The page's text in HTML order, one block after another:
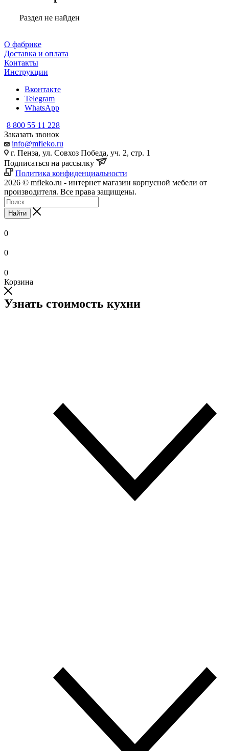
Раздел не найден
О фабрике
Доставка и оплата
Контакты
Инструкции
Вконтакте
Telegram
WhatsApp
8 800 55 11 228
Заказать звонок
info@mfleko.ru
г. Пенза, ул. Совхоз Победа, уч. 2, стр. 1
Подписаться на рассылку
Политика конфиденциальности
2026 © mfleko.ru - интернет магазин корпусной мебели от
производителя. Все права защищены.
Найти
0
0
0
Корзина
Узнать стоимость кухни